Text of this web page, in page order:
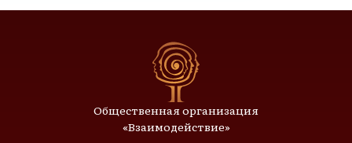
Общественная организация
«Взаимодействие»